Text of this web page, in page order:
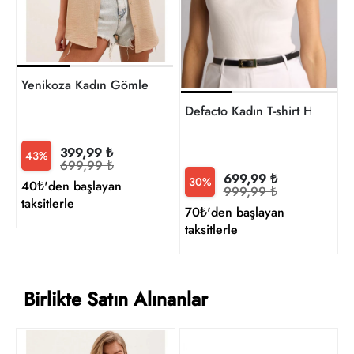
Yenikoza Kadın Gömlek
43% 399,99 ₺
699,99 ₺
40₺'den başlayan
taksitlerle
Defacto Kadın T-shirt
30% 699,99 ₺
999,99 ₺
70₺'den başlayan
taksitlerle
Birlikte Satın Alınanlar